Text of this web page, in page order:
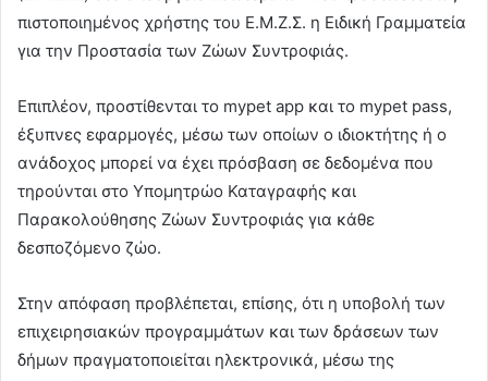
πιστοποιημένος χρήστης του Ε.Μ.Ζ.Σ. η Ειδική Γραμματεία
για την Προστασία των Ζώων Συντροφιάς.
Επιπλέον, προστίθενται το mypet app και το mypet pass,
έξυπνες εφαρμογές, μέσω των οποίων ο ιδιοκτήτης ή ο
ανάδοχος μπορεί να έχει πρόσβαση σε δεδομένα που
τηρούνται στο Υπομητρώο Καταγραφής και
Παρακολούθησης Ζώων Συντροφιάς για κάθε
δεσποζόμενο ζώο.
Στην απόφαση προβλέπεται, επίσης, ότι η υποβολή των
επιχειρησιακών προγραμμάτων και των δράσεων των
δήμων πραγματοποιείται ηλεκτρονικά, μέσω της